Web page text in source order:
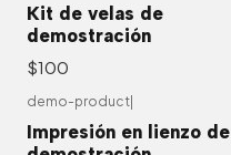
Kit de velas de
demostración
$100
demo-product
Impresión en lienzo de